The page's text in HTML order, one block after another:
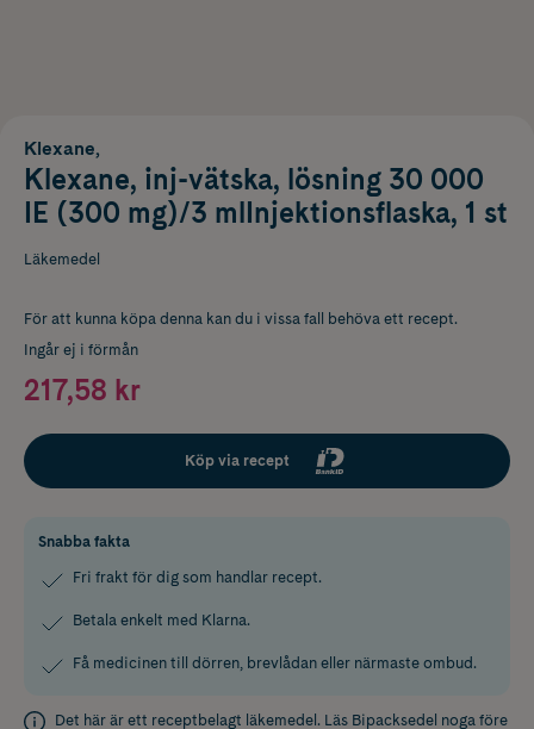
Klexane,
Klexane, inj-vätska, lösning 30 000
IE (300 mg)/3 mlInjektionsflaska, 1 st
Läkemedel
För att kunna köpa denna kan du i vissa fall behöva ett recept.
Ingår ej i förmån
217,58 kr
Köp via recept
Snabba fakta
Fri frakt för dig som handlar recept.
Betala enkelt med Klarna.
Få medicinen till dörren, brevlådan eller närmaste ombud.
Det här är ett receptbelagt läkemedel. Läs Bipacksedel noga före